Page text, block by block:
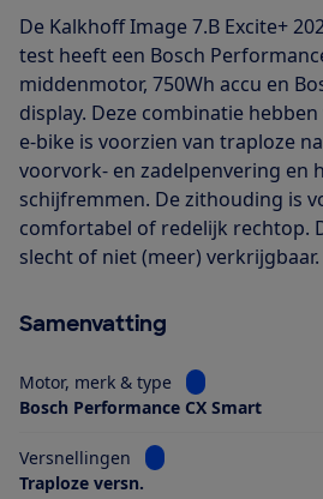
De Kalkhoff Image 7.B Excite+
test heeft een Bosch
middenmotor, 750Wh accu en
display. Deze combinatie
e-bike is voorzien van traploze
voorvork- en zadelpenvering en
schijfremmen. De zithouding is
comfortabel of redelijk rechtop.
slecht of niet (meer) verkrijgbaar.
Samenvatting
Motor, merk & type
Bekijk informatie
Bosch Performance CX Smart
Versnellingen
Bekijk informatie voor
Traploze versn.